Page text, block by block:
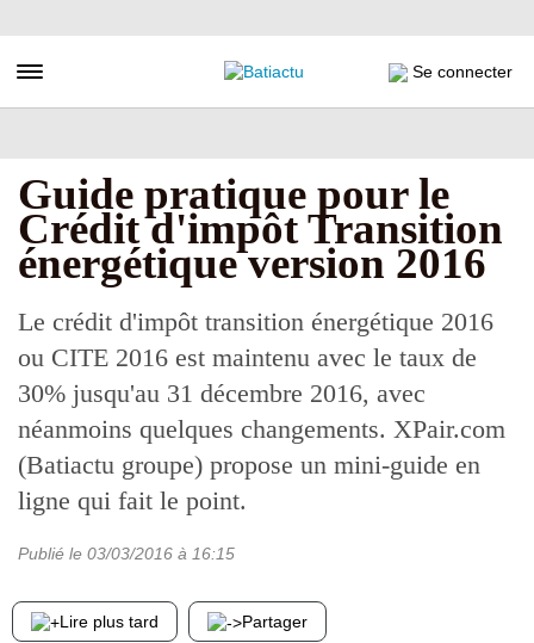
au
principal
Toggle navigation Se connecter
Guide pratique pour le
Crédit d'impôt Transition
énergétique version 2016
Le crédit d'impôt transition énergétique 2016
ou CITE 2016 est maintenu avec le taux de
30% jusqu'au 31 décembre 2016, avec
néanmoins quelques changements. XPair.com
(Batiactu groupe) propose un mini-guide en
ligne qui fait le point.
Publié le 03/03/2016 à 16:15
Lire plus tard Partager